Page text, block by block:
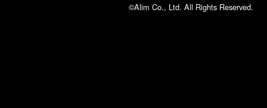
©Alim Co., Ltd. All Rights Reserved.